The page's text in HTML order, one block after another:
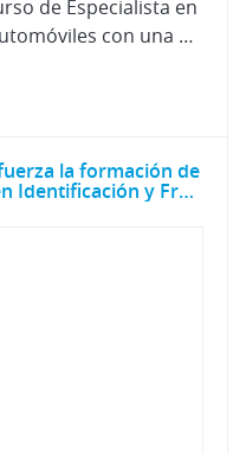
de Especialista en
Peritación de Seguros de automóviles con una promoción especial.
la formación de
la Policía Nacional en Identificación y Fraude de vehículo